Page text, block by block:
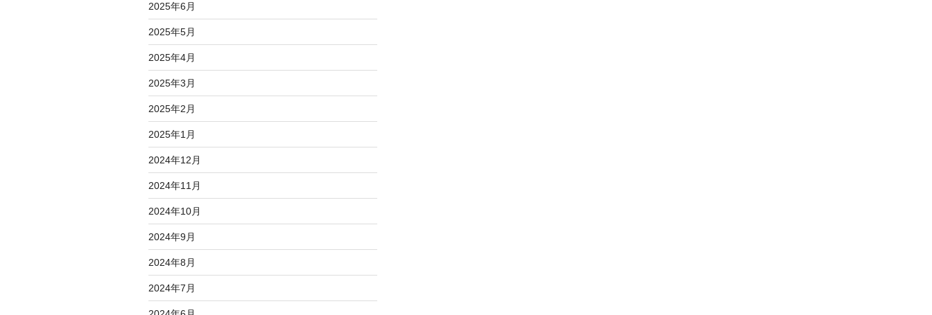
2025年6月
2025年5月
2025年4月
2025年3月
2025年2月
2025年1月
2024年12月
2024年11月
2024年10月
2024年9月
2024年8月
2024年7月